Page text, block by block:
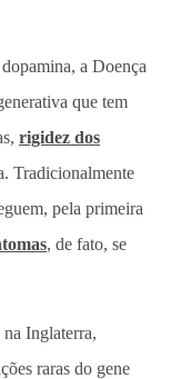
a Doença
que tem
rigidez dos
Tradicionalmente
pela primeira
, de fato, se
Inglaterra,
raras do gene